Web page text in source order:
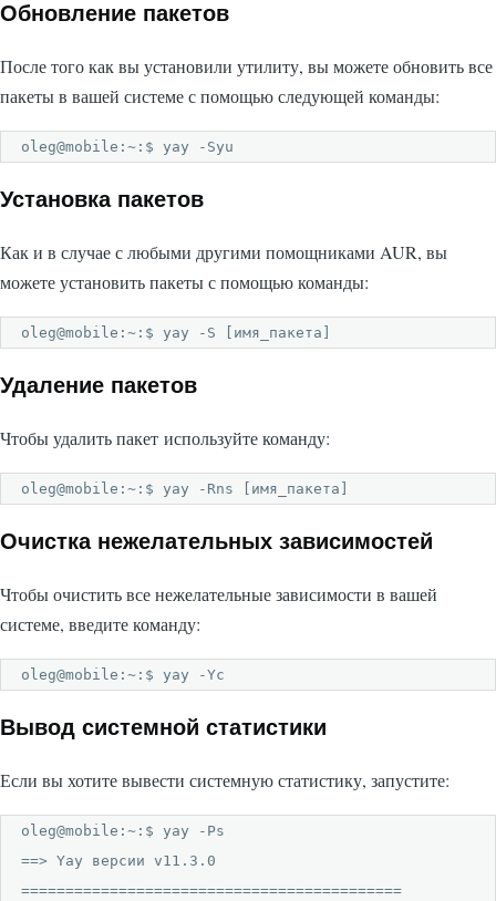
Обновление пакетов
После того как вы установили утилиту, вы можете обновить все
пакеты в вашей системе с помощью следующей команды:
oleg@mobile:~:$ yay -Syu
Установка пакетов
Как и в случае с любыми другими помощниками AUR, вы
можете установить пакеты с помощью команды:
oleg@mobile:~:$ yay -S [имя_пакета]
Удаление пакетов
Чтобы удалить пакет используйте команду:
oleg@mobile:~:$ yay -Rns [имя_пакета]
Очистка нежелательных зависимостей
Чтобы очистить все нежелательные зависимости в вашей
системе, введите команду:
oleg@mobile:~:$ yay -Yc
Вывод системной статистики
Если вы хотите вывести системную статистику, запустите:
oleg@mobile:~:$ yay -Ps
==> Yay версии v11.3.0
===========================================